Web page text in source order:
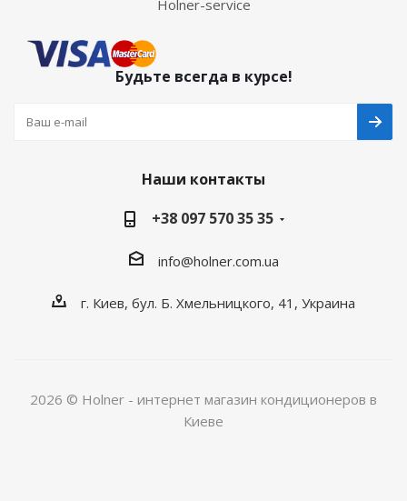
Holner-service
Будьте всегда в курсе!
Наши контакты
+38 097 570 35 35
info@holner.com.ua
г. Киев, бул. Б. Хмельницкого, 41, Украина
2026 © Holner - интернет магазин кондиционеров в
Киеве